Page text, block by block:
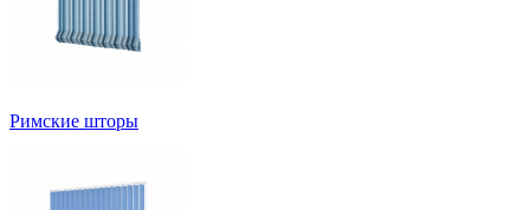
Римские шторы